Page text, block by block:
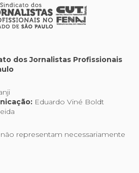
dos Jornalistas Profissionais
Eduardo Viné Boldt
representam necessariamente